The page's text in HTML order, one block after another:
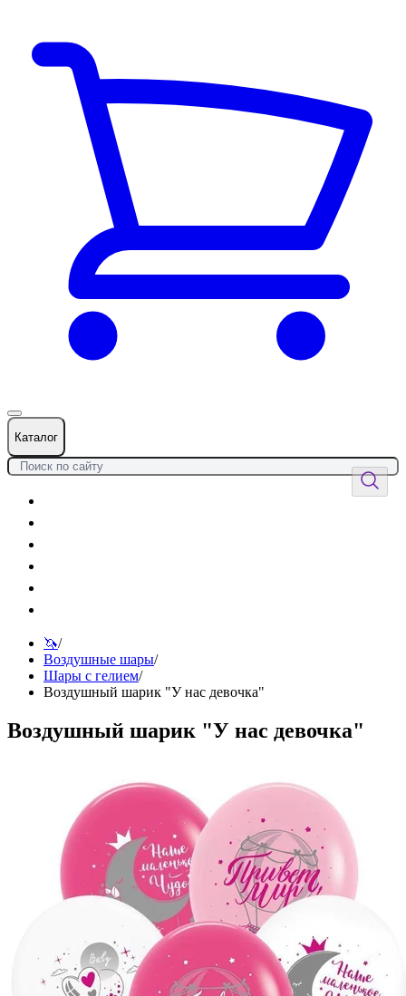
Каталог
🦄/
Воздушные шары/
Шары с гелием/
Воздушный шарик "У нас девочка"
Воздушный шарик "У нас девочка"